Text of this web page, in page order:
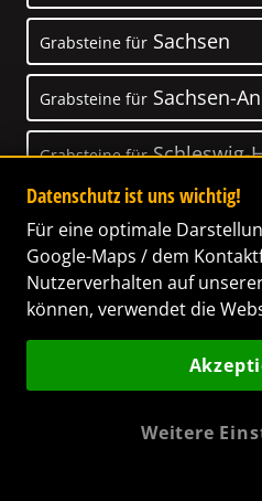
Grabsteine für Sachsen
Grabsteine für Sachsen-
Grabsteine fürSchleswig-
Thüringen
es uns zur Aufgabe
Datenschutz ist uns wichtig!
Für eine optimale
Google-Maps / dem
Nutzerverhalten auf
können, verwendet die
Weitere